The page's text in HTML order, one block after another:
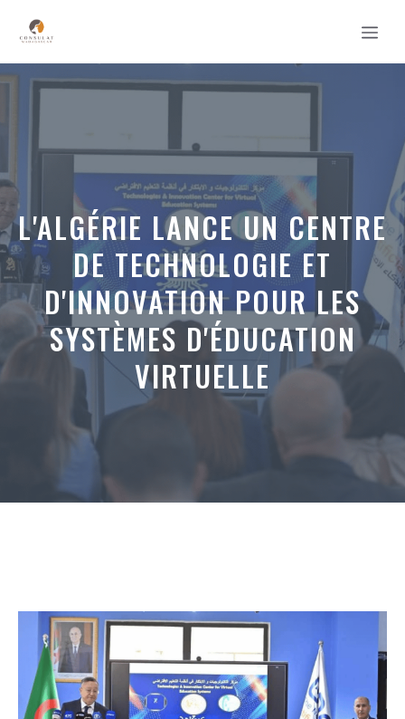
contenu
L'ALGÉRIE LANCE UN CENTRE
DE TECHNOLOGIE ET
D'INNOVATION POUR LES
SYSTÈMES D'ÉDUCATION
VIRTUELLE